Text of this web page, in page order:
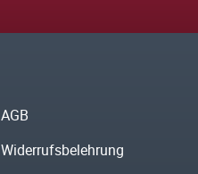
AGB
Widerrufsbelehrung